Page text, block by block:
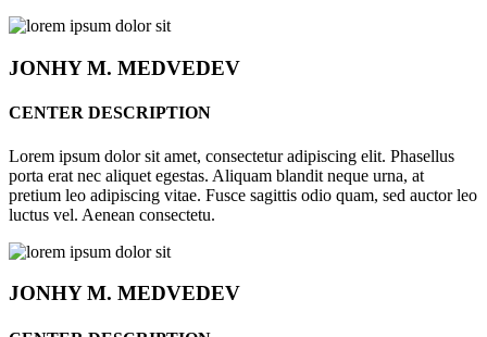
JONHYM. MEDVEDEV
CENTER DESCRIPTION
Lorem ipsum dolor sit amet, consectetur adipiscing elit. Phasellus
porta erat nec aliquet egestas. Aliquam blandit neque urna, at
pretium leo adipiscing vitae. Fusce sagittis odio quam, sed auctor leo
luctus vel. Aenean consectetu.
JONHYM. MEDVEDEV